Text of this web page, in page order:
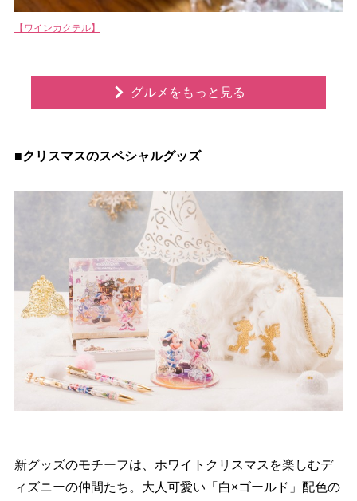
【ワインカクテル】
グルメをもっと見る
■クリスマスのスペシャルグッズ
新グッズのモチーフは、ホワイトクリスマスを楽しむデ
ィズニーの仲間たち。大人可愛い「白×ゴールド」配色の